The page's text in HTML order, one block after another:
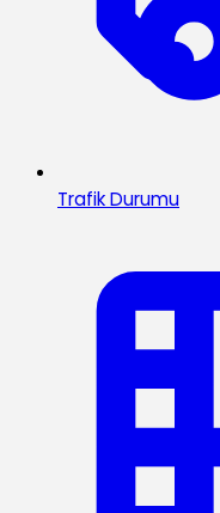
Trafik Durumu